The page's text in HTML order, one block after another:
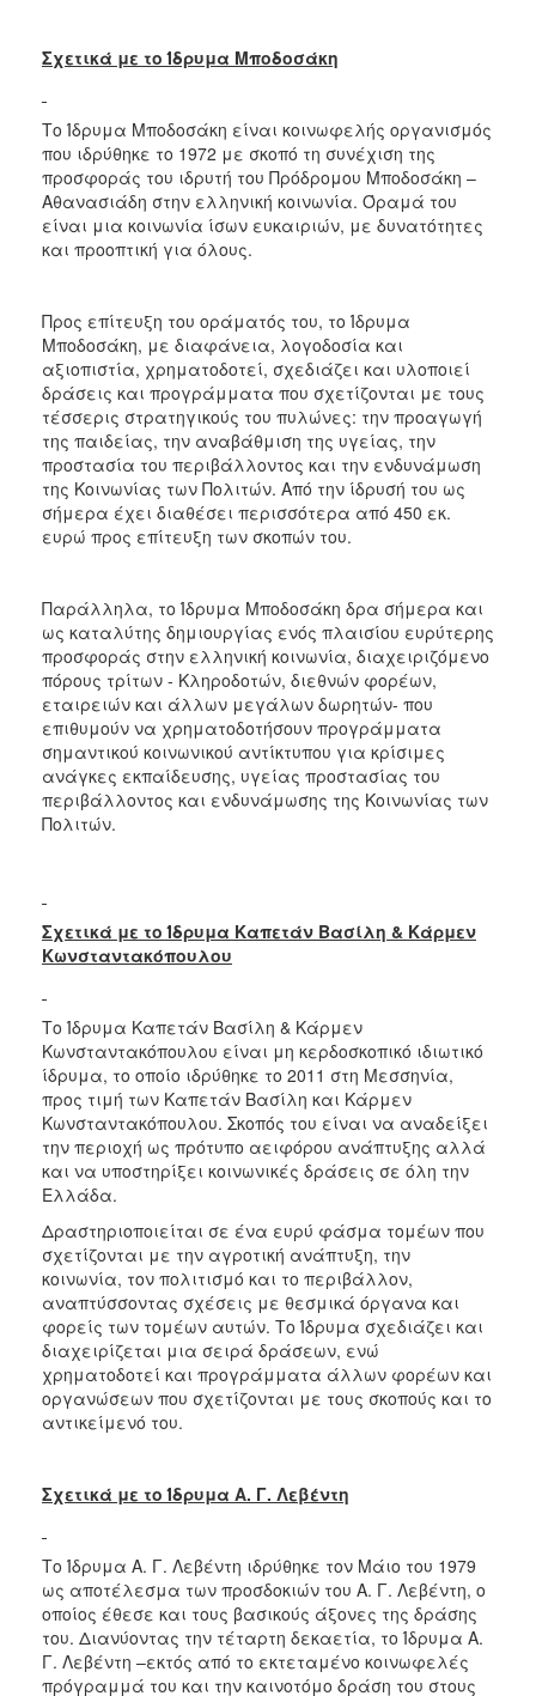
Σχετικά με το Ίδρυμα Μποδοσάκη
Το Ίδρυμα Μποδοσάκη είναι κοινωφελής οργανισμός
που ιδρύθηκε το 1972 με σκοπό τη συνέχιση της
προσφοράς του ιδρυτή του Πρόδρομου Μποδοσάκη –
Αθανασιάδη στην ελληνική κοινωνία. Όραμά του
είναι μια κοινωνία ίσων ευκαιριών, με δυνατότητες
και προοπτική για όλους.
Προς επίτευξη του οράματός του, το Ίδρυμα
Μποδοσάκη, με διαφάνεια, λογοδοσία και
αξιοπιστία, χρηματοδοτεί, σχεδιάζει και υλοποιεί
δράσεις και προγράμματα που σχετίζονται με τους
τέσσερις στρατηγικούς του πυλώνες: την προαγωγή
της παιδείας, την αναβάθμιση της υγείας, την
προστασία του περιβάλλοντος και την ενδυνάμωση
της Κοινωνίας των Πολιτών. Από την ίδρυσή του ως
σήμερα έχει διαθέσει περισσότερα από 450 εκ.
ευρώ προς επίτευξη των σκοπών του.
Παράλληλα, το Ίδρυμα Μποδοσάκη δρα σήμερα και
ως καταλύτης δημιουργίας ενός πλαισίου ευρύτερης
προσφοράς στην ελληνική κοινωνία, διαχειριζόμενο
πόρους τρίτων - Κληροδοτών, διεθνών φορέων,
εταιρειών και άλλων μεγάλων δωρητών- που
επιθυμούν να χρηματοδοτήσουν προγράμματα
σημαντικού κοινωνικού αντίκτυπου για κρίσιμες
ανάγκες εκπαίδευσης, υγείας προστασίας του
περιβάλλοντος και ενδυνάμωσης της Κοινωνίας των
Πολιτών.
Σχετικά με το Ίδρυμα Καπετάν Βασίλη & Κάρμεν
Κωνσταντακόπουλου
Το Ίδρυμα Καπετάν Βασίλη & Κάρμεν
Κωνσταντακόπουλου είναι μη κερδοσκοπικό ιδιωτικό
ίδρυμα, το οποίο ιδρύθηκε το 2011 στη Μεσσηνία,
προς τιμή των Καπετάν Βασίλη και Κάρμεν
Κωνσταντακόπουλου. Σκοπός του είναι να αναδείξει
την περιοχή ως πρότυπο αειφόρου ανάπτυξης αλλά
και να υποστηρίξει κοινωνικές δράσεις σε όλη την
Ελλάδα.
Δραστηριοποιείται σε ένα ευρύ φάσμα τομέων που
σχετίζονται με την αγροτική ανάπτυξη, την
κοινωνία, τον πολιτισμό και το περιβάλλον,
αναπτύσσοντας σχέσεις με θεσμικά όργανα και
φορείς των τομέων αυτών. Το Ίδρυμα σχεδιάζει και
διαχειρίζεται μια σειρά δράσεων, ενώ
χρηματοδοτεί και προγράμματα άλλων φορέων και
οργανώσεων που σχετίζονται με τους σκοπούς και το
αντικείμενό του.
Σχετικά με το Ίδρυμα Α. Γ. Λεβέντη
Το Ίδρυμα Α. Γ. Λεβέντη ιδρύθηκε τον Μάιο του 1979
ως αποτέλεσμα των προσδοκιών του Α. Γ. Λεβέντη, ο
οποίος έθεσε και τους βασικούς άξονες της δράσης
του. Διανύοντας την τέταρτη δεκαετία, το Ίδρυμα Α.
Γ. Λεβέντη –εκτός από το εκτεταμένο κοινωφελές
πρόγραμμά του και την καινοτόμο δράση του στους